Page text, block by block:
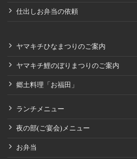
仕出しお弁当の依頼
ヤマキチひなまつりのご案内
ヤマキチ鯉のぼりまつりのご案内
郷土料理「お福田」
ランチメニュー
夜の部(ご宴会)メニュー
お弁当